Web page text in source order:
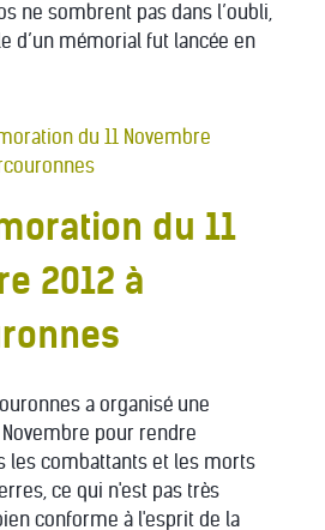
ne sombrent pas dans l’oubli,
d’un mémorial fut lancée en
du 11
2012 à
a organisé une
pour rendre
les combattants et les morts
ce qui n'est pas très
conforme à l'esprit de la